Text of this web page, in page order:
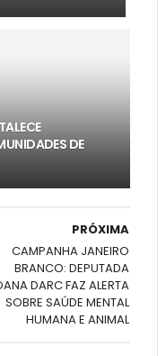
DE
PRÓXIMA
CAMPANHA JANEIRO
BRANCO: DEPUTADA
DARC FAZ ALERTA
SOBRE SAÚDE MENTAL
HUMANA E ANIMAL